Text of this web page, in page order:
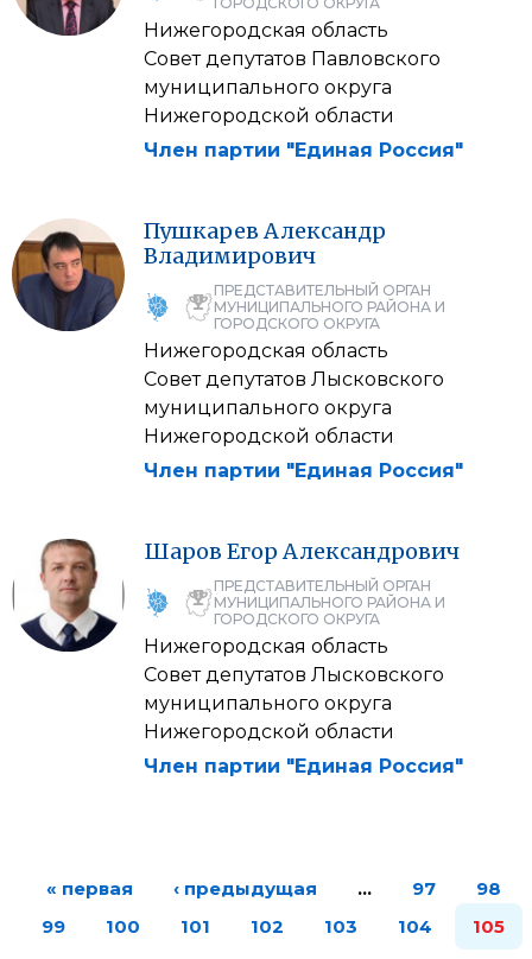
Нижегородская область
Совет депутатов Павловского
муниципального округа
Нижегородской области
Член партии "Единая Россия"
Пушкарев Александр
Владимирович
ПРЕДСТАВИТЕЛЬНЫЙ ОРГАН
МУНИЦИПАЛЬНОГО РАЙОНА И
ГОРОДСКОГО ОКРУГА
Нижегородская область
Совет депутатов Лысковского
муниципального округа
Нижегородской области
Член партии "Единая Россия"
Шаров Егор Александрович
ПРЕДСТАВИТЕЛЬНЫЙ ОРГАН
МУНИЦИПАЛЬНОГО РАЙОНА И
ГОРОДСКОГО ОКРУГА
Нижегородская область
Совет депутатов Лысковского
муниципального округа
Нижегородской области
Член партии "Единая Россия"
« первая ‹ предыдущая … 97
98
99
100 101 102 103 104 105